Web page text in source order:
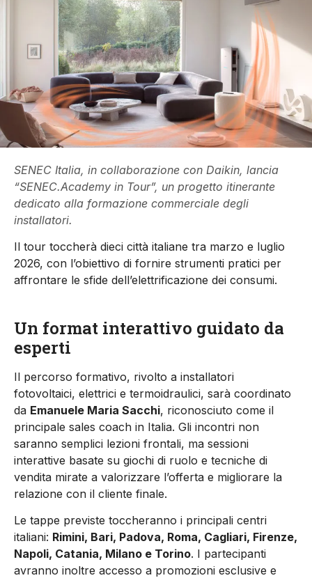
SENEC Italia, in collaborazione con Daikin, lancia
“SENEC.Academy in Tour”, un progetto itinerante
dedicato alla formazione commerciale degli
installatori.
Il tour toccherà dieci città italiane tra marzo e luglio
2026, con l’obiettivo di fornire strumenti pratici per
affrontare le sfide dell’elettrificazione dei consumi.
Un format interattivo guidato da
esperti
Il percorso formativo, rivolto a installatori
fotovoltaici, elettrici e termoidraulici, sarà coordinato
da Emanuele Maria Sacchi, riconosciuto come il
principale sales coach in Italia. Gli incontri non
saranno semplici lezioni frontali, ma sessioni
interattive basate su giochi di ruolo e tecniche di
vendita mirate a valorizzare l’offerta e migliorare la
relazione con il cliente finale.
Le tappe previste toccheranno i principali centri
italiani: Rimini, Bari, Padova, Roma, Cagliari, Firenze,
Napoli, Catania, Milano e Torino. I partecipanti
avranno inoltre accesso a promozioni esclusive e